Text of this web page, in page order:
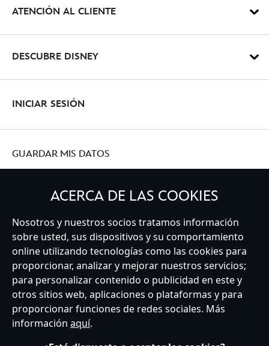
ATENCIÓN AL CLIENTE
DESCUBRE DISNEY
INICIAR SESIÓN
GUARDAR MIS DATOS
Spain
Atención al Cliente Términos de Uso
Buscador de Tiendas
Mapa del Sitio
Política de Privacidad
Política de Cookies
Sobre Privacidad en la UE
Términos y Condiciones Generales
Gestionar su configuración de cookies
s172 Statements
Accessibility
ACERCA DE LAS COOKIES
Nosotros y nuestros socios tratamos información
sobre usted, sus dispositivos y su comportamiento
online utilizando tecnologías como las cookies para
proporcionar, analizar y mejorar nuestros servicios;
para personalizar contenido o publicidad en este y
otros sitios web, aplicaciones o plataformas y para
proporcionar funciones de redes sociales. Más
información aquí.